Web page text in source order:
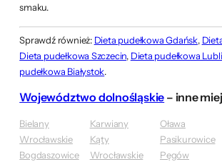
smaku.
Sprawdź również: Dieta pudełkowa Gdańsk,
Dieta pudełkowa Szczecin, Dieta pudełkowa
pudełkowa Białystok.
Województwo dolnośląskie – inne
Bielany
Wrocławskie
Bogdaszowice
Karwiany
Kąty
Wrocławskie
Oława
Pasikurowice
Pęgów